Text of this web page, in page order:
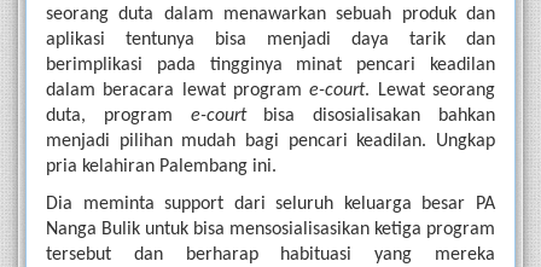
seorang duta dalam menawarkan sebuah produk dan
aplikasi tentunya bisa menjadi daya tarik dan
berimplikasi pada tingginya minat pencari keadilan
dalam beracara lewat program e-court. Lewat seorang
duta, program e-court bisa disosialisakan bahkan
menjadi pilihan mudah bagi pencari keadilan. Ungkap
pria kelahiran Palembang ini.
Dia meminta support dari seluruh keluarga besar PA
Nanga Bulik untuk bisa mensosialisasikan ketiga program
tersebut dan berharap habituasi yang mereka